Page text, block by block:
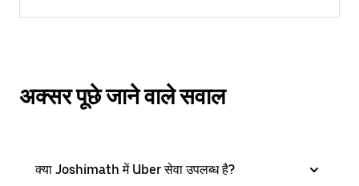
अक्सर पूछे जाने वाले सवाल
क्या Joshimath में Uber सेवा उपलब्ध है?